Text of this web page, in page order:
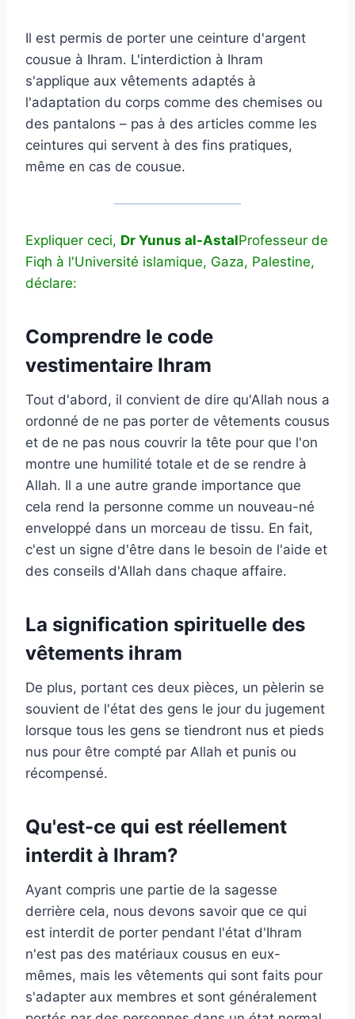
Il est permis de porter une ceinture d'argent
cousue à Ihram. L'interdiction à Ihram
s'applique aux vêtements adaptés à
l'adaptation du corps comme des chemises ou
des pantalons – pas à des articles comme les
ceintures qui servent à des fins pratiques,
même en cas de cousue.
Expliquer ceci, Dr Yunus al-AstalProfesseur de
Fiqh à l'Université islamique, Gaza, Palestine,
déclare:
Comprendre le code
vestimentaire Ihram
Tout d'abord, il convient de dire qu'Allah nous a
ordonné de ne pas porter de vêtements cousus
et de ne pas nous couvrir la tête pour que l'on
montre une humilité totale et de se rendre à
Allah. Il a une autre grande importance que
cela rend la personne comme un nouveau-né
enveloppé dans un morceau de tissu. En fait,
c'est un signe d'être dans le besoin de l'aide et
des conseils d'Allah dans chaque affaire.
La signification spirituelle des
vêtements ihram
De plus, portant ces deux pièces, un pèlerin se
souvient de l'état des gens le jour du jugement
lorsque tous les gens se tiendront nus et pieds
nus pour être compté par Allah et punis ou
récompensé.
Qu'est-ce qui est réellement
interdit à Ihram?
Ayant compris une partie de la sagesse
derrière cela, nous devons savoir que ce qui
est interdit de porter pendant l'état d'Ihram
n'est pas des matériaux cousus en eux-
mêmes, mais les vêtements qui sont faits pour
s'adapter aux membres et sont généralement